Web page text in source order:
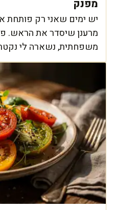
מפנק
יש ימים שאני רק
מרענן שיסדר את הראש.
משפחתית, נשארה לי